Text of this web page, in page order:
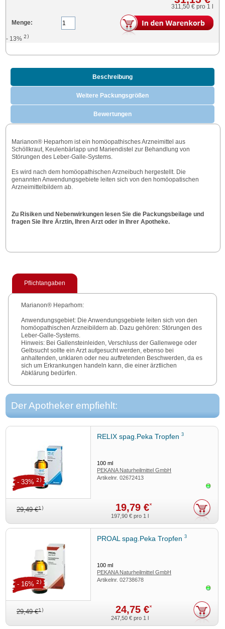
311,50 € pro 1 l
Menge:
- 13%2)
Beschreibung
Weitere Packungsgrößen
Bewertungen
Marianon® Heparhom ist ein homöopathisches Arzneimittel aus
Schöllkraut, Keulenbärlapp und Mariendistel zur Behandlung von
Störungen des Leber-Galle-Systems.
Es wird nach dem homöopathischen Arzneibuch hergestellt. Die
genannten Anwendungsgebiete leiten sich von den homöopatischen
Arzneimittelbildern ab.
Zu Risiken und Nebenwirkungen lesen Sie die Packungsbeilage und
fragen Sie Ihre Ärztin, Ihren Arzt oder in Ihrer Apotheke.
Pflichtangaben
Marianon® Heparhom:
Anwendungsgebiet: Die Anwendungsgebiete leiten sich von den
homöopathischen Arzneibildern ab. Dazu gehören: Störungen des
Leber-Galle-Systems.
Hinweis: Bei Gallensteinleiden, Verschluss der Gallenwege oder
Gelbsucht sollte ein Arzt aufgesucht werden, ebenso bei
anhaltenden, unklaren oder neu auftretenden Beschwerden, da es
sich um Erkrankungen handeln kann, die einer ärztlichen
Abklärung bedürfen.
und fragen Sie Ihre Ärztin, Ihren Arzt oder in Ihrer Apotheke.
Der Apotheker empfiehlt:
RELIX spag.Peka Tropfen3
100ml
PEKANA Naturheilmittel GmbH
Artikelnr.02672413
29,49 €1) 19,79 €*
- 33% 2)
197,90 € pro 1 l
PROAL spag.Peka Tropfen3
100ml
PEKANA Naturheilmittel GmbH
Artikelnr.02738678
29,49 €1) 24,75 €*
- 16% 2)
247,50 € pro 1 l